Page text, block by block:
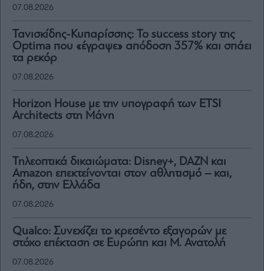
07.08.2026
Τανισκίδης-Κυπαρίσσης: Το success story της
Optima που «έγραψε» απόδοση 357% και σπάει
τα ρεκόρ
07.08.2026
Horizon House με την υπογραφή των ETSI
Architects στη Μάνη
07.08.2026
Τηλεοπτικά δικαιώματα: Disney+, DAZN και
Amazon επεκτείνονται στον αθλητισμό – και,
ήδη, στην Ελλάδα
07.08.2026
Qualco: Συνεχίζει το κρεσέντο εξαγορών με
στόχο επέκταση σε Ευρώπη και Μ. Ανατολή
07.08.2026